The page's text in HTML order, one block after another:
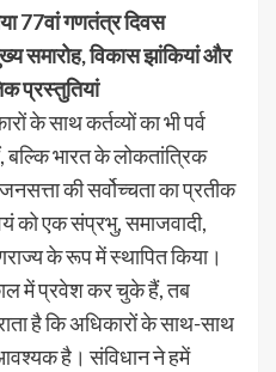
77वां गणतंत्र दिवस
समारोह, विकास झांकियां और
प्रस्तुतियां
के साथ कर्तव्यों का भी पर्व
भारत के लोकतांत्रिक
की सर्वोच्चता का प्रतीक
को एक संप्रभु, समाजवादी,
के रूप में स्थापित किया।
में प्रवेश कर चुके हैं, तब
है कि अधिकारों के साथ-साथ
आवश्यक है। संविधान ने हमें